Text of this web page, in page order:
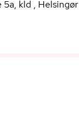
5a, kld , Helsingør